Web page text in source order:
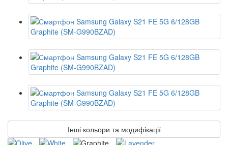
Інші кольори та модифікації